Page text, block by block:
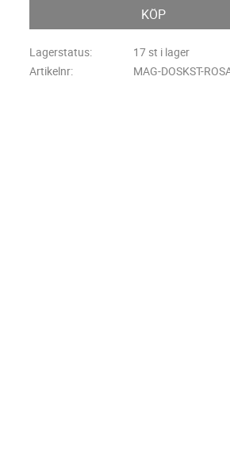
KÖP
Lagerstatus
17 st i lager
Artikelnr
MAG-DOSKST-